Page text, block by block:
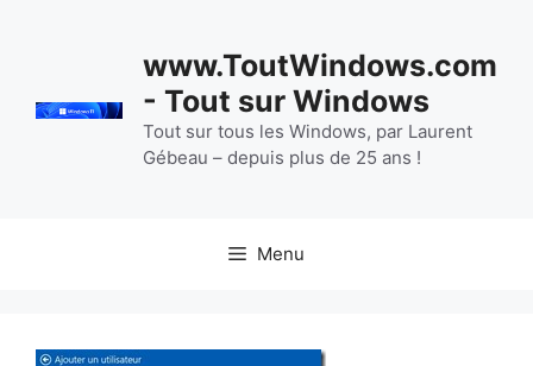
www.ToutWindows.com
- Tout sur Windows
Tout sur tous les Windows, par Laurent
Gébeau – depuis plus de 25 ans !
Menu